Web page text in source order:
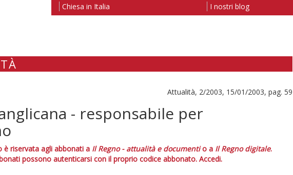
Chiesa in Italia I nostri blog
Attualità, 2/2003, 15/01/2003, pag. 59
- responsabile per
è riservata agli abbonati a Il Regno - attualità e documentio a Il Regno digitale.
possono autenticarsi con il proprio codice abbonato. Accedi.